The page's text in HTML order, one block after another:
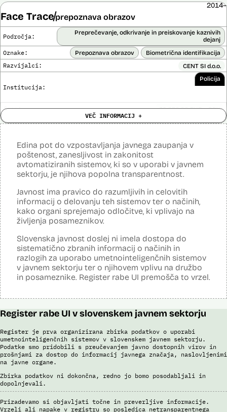
Face Traceprepoznava obrazov
2014–
Področja:
Preprečevanje, odkrivanje in preiskovanje kaznivih
dejanj
Oznake: Prepoznava obrazov Biometrična identifikacija
Razvijalci: CENT SI d.o.o.
Institucija:
Policija
Cena: 39.650,00 EUR z DDV
licence:
Ni časovno omejena
opravljena:
Analiza učinka na osebne podatke opravljena:
Posodobljeno: 3. december 2024
Sistem uporablja algoritme za izdelavo in iskanje biometričnih
razpoznavnih znakov podjetja Neurotechnology (tehnologija
VeriLook). Vsebuje dva spletna servisa, ki sta integrirana v obstoječo
Evidenco fotografiranih oseb policije: prvi je namenjen označevanju
osebnih razpoznavnih znakov, drugi primerjanju fotografij obraza
neznane (iskane) osebe z množico znanih oseb v Evidenci
fotografiranih oseb policije. Aplikacija pripravi rangiran seznam oseb
po podobnostih obraza. V foto album za prepoznavo oseb lahko
uporabnik izbere samo tiste fotografije, ki v podobnosti dosežejo
dovolj visok prag ujemanja. Končno identifikacijo osebe mora
strokovnjak za primerjavo obraznih značilnosti opraviti ročno.
Sistem uporablja sledeče podatke: Evidenca fotografiranih oseb
policije (del informacijsko telekomunikacijskega sistema policije
Viri:
Brošura 60 let informacijsko telekomunikacijskega sistema policije
Spletno mesto podjetja Neurotechnology, podstran VeriLook
Poročilo Automating Society report 2020 za Slovenijo
Odgovor na zahtevo za dostop do informacij javnega značaja
Dokument Povabilo k oddaji ponudbe
VEČ INFORMACIJ +
Edina pot do vzpostavljanja javnega zaupanja v
poštenost, zanesljivost in zakonitost
avtomatiziranih sistemov, ki so v uporabi v javnem
sektorju, je njihova popolna transparentnost.
Javnost ima pravico do razumljivih in celovitih
informacij o delovanju teh sistemov ter o načinih,
kako organi sprejemajo odločitve, ki vplivajo na
življenja posameznikov.
Slovenska javnost doslej ni imela dostopa do
sistematično zbranih informacij o načinih in
razlogih za uporabo umetnointeligenčnih sistemov
v javnem sektorju ter o njihovem vplivu na družbo
in posameznike. Register rabe UI premošča to vrzel.
Register rabe UI v slovenskem javnem sektorju
Register je prva organizirana zbirka podatkov o uporabi
umetnointeligenčnih sistemov v slovenskem javnem sektorju.
Podatke smo pridobili s preučevanjem javno dostopnih virov in
prošnjami za dostop do informacij javnega značaja, naslovljenimi
na javne organe.
Zbirka podatkov ni dokončna, redno jo bomo posodabljali in
dopolnjevali.
Prizadevamo si objavljati točne in preverljive informacije.
Vrzeli ali napake v registru so posledica netransparentnega